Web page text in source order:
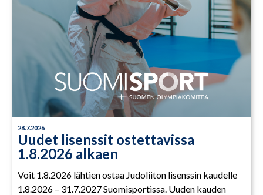
28.7.2026
Uudet lisenssit ostettavissa
1.8.2026 alkaen
Voit 1.8.2026 lähtien ostaa Judoliiton lisenssin kaudelle
1.8.2026 – 31.7.2027 Suomisportissa. Uuden kauden